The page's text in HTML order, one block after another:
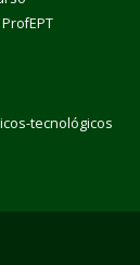
tecnológicos